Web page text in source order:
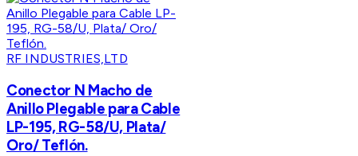
RF INDUSTRIES,LTD
Conector N Macho de
Anillo Plegable para Cable
LP-195, RG-58/U, Plata/
Oro/ Teflón.